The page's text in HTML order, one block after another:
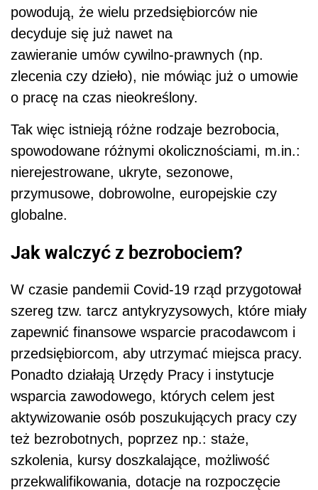
powodują, że wielu przedsiębiorców nie
decyduje się już nawet na
zawieranie umów cywilno-prawnych (np.
zlecenia czy dzieło), nie mówiąc już o umowie
o pracę na czas nieokreślony.
Tak więc istnieją różne rodzaje bezrobocia,
spowodowane różnymi okolicznościami, m.in.:
nierejestrowane, ukryte, sezonowe,
przymusowe, dobrowolne, europejskie czy
globalne.
Jak walczyć z bezrobociem?
W czasie pandemii Covid-19 rząd przygotował
szereg tzw. tarcz antykryzysowych, które miały
zapewnić finansowe wsparcie pracodawcom i
przedsiębiorcom, aby utrzymać miejsca pracy.
Ponadto działają Urzędy Pracy i instytucje
wsparcia zawodowego, których celem jest
aktywizowanie osób poszukujących pracy czy
też bezrobotnych, poprzez np.: staże,
szkolenia, kursy doszkalające, możliwość
przekwalifikowania, dotacje na rozpoczęcie